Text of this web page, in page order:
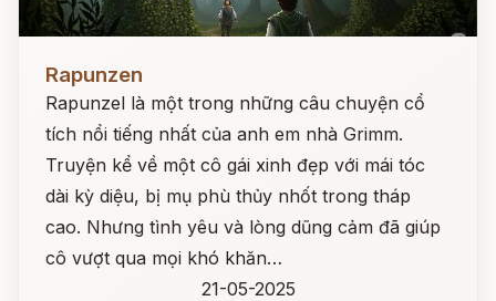
Rapunzen
Rapunzel là một trong những câu chuyện cổ
tích nổi tiếng nhất của anh em nhà Grimm.
Truyện kể về một cô gái xinh đẹp với mái tóc
dài kỳ diệu, bị mụ phù thủy nhốt trong tháp
cao. Nhưng tình yêu và lòng dũng cảm đã giúp
cô vượt qua mọi khó khăn…
21-05-2025